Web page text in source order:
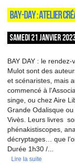
BAY-DAY : ATELIER
SAMEDI 21 JANVIER
BAY DAY : le
Mulot sont des
et scénaristes, mais
commencé à
singe, ou chez Aire
Grande Odalisque
Vivès. Leurs livres
phénakistiscopes,
décryptages… que
Durée 1h30 /...
Lire la suite